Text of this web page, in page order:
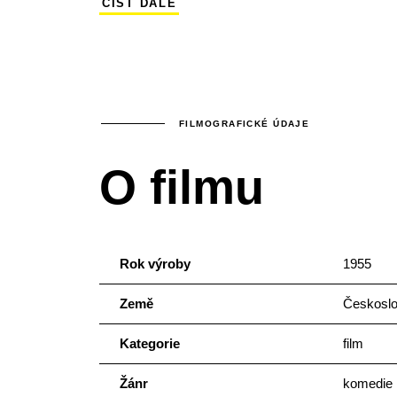
roli cellisty Vyhlídky. Jeden z divácky
ČÍST DÁLE
FILMOGRAFICKÉ ÚDAJE
O filmu
Rok výroby 1955
Země
Kategorie film
Žánr komedie